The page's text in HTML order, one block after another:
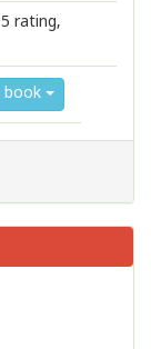
rating,
book